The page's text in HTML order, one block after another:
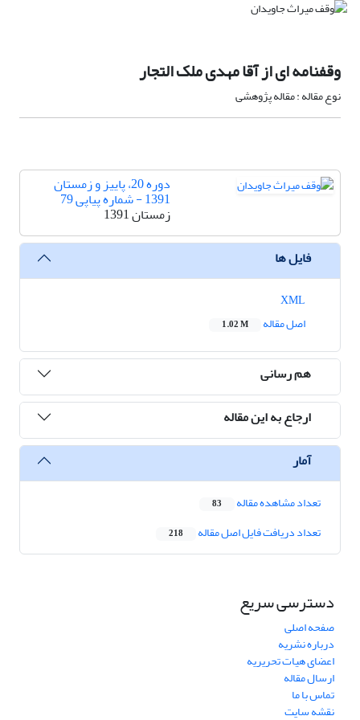
وقفنامه ای از آقا مهدی ملک التجار
نوع مقاله : مقاله پژوهشی
دوره 20، پاییز و زمستان
1391 - شماره پیاپی 79
زمستان 1391
فایل ها
اصل مقاله
1.02 M
هم رسانی
ارجاع به این مقاله
آمار
تعداد مشاهده مقاله 83
تعداد دریافت فایل اصل مقاله 218
دسترسی سریع
صفحه اصلی
درباره نشریه
اعضای هیات تحریریه
ارسال مقاله
تماس با ما
نقشه سایت